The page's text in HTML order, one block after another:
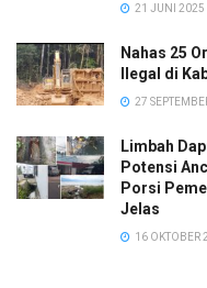
21 JUNI 2025
Nahas 25
Ilegal di
27
Limbah
Potensi
Porsi
Jelas
16 OKTOBER